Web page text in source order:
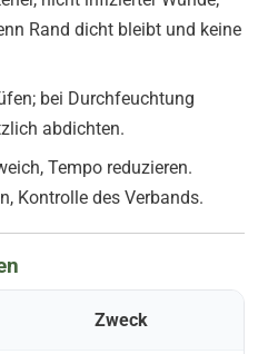
Rand dicht bleibt und keine
bei Durchfeuchtung
abdichten.
Tempo reduzieren.
Kontrolle des Verbands.
Zweck